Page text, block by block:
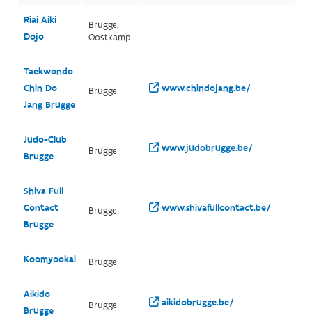
Riai Aiki
Dojo
Brugge,
Oostkamp
Taekwondo
Chin Do
Jang Brugge
Brugge www.chindojang.be/
Judo-Club
Brugge
Brugge www.judobrugge.be/
Shiva Full
Contact
Brugge
Brugge www.shivafullcontact.be/
Koomyookai Brugge
Aikido
Brugge
Brugge aikidobrugge.be/